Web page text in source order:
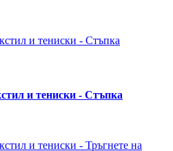
и тениски - Стъпка